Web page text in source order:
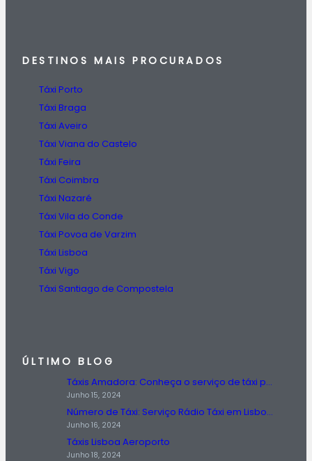
DESTINOS MAIS PROCURADOS
Táxi Porto
Táxi Braga
Táxi Aveiro
Táxi Viana do Castelo
Táxi Feira
Táxi Coimbra
Táxi Nazaré
Táxi Vila do Conde
Táxi Povoa de Varzim
Táxi Lisboa
Táxi Vigo
Táxi Santiago de Compostela
ÚLTIMO BLOG
Táxis Amadora: Conheça o serviço de táxi prestado na região da Amadora.
Junho 15, 2024
Número de Táxi: Serviço Rádio Táxi em Lisboa, Entre em Contato Agora!
Junho 16, 2024
Táxis Lisboa Aeroporto
Junho 18, 2024